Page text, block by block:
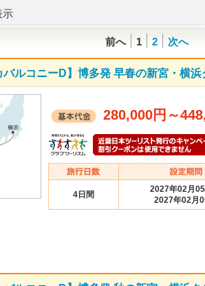
示
前へ 1 2 次へ
バルコニーD】博多発 早春の新宮・横
280,000円 ～
4日間
2027年02月
2027年02月